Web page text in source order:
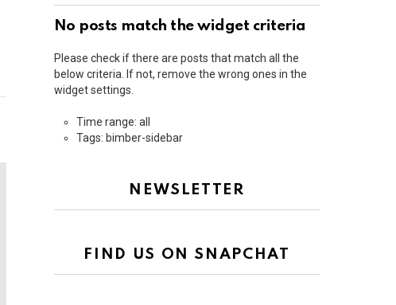
No posts match the widget criteria
Please check if there are posts that match all the
below criteria. If not, remove the wrong ones in the
widget settings.
Time range: all
Tags: bimber-sidebar
NEWSLETTER
FIND US ON SNAPCHAT